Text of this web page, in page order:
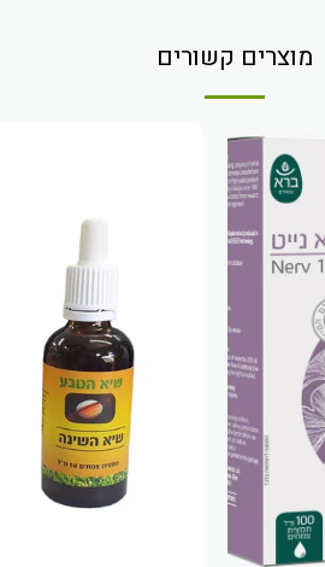
מוצרים קשורים